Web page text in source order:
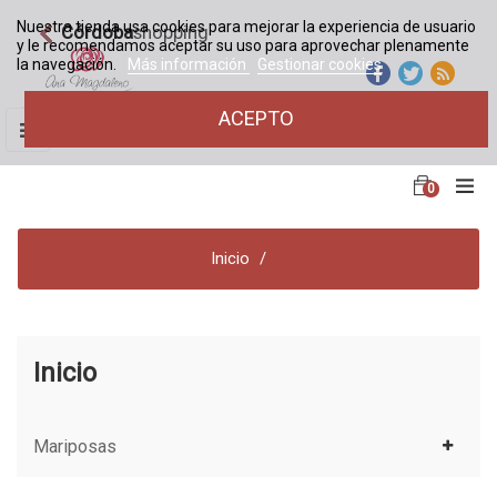
Córdobashopping
Nuestra tienda usa cookies para mejorar la experiencia de usuario
y le recomendamos aceptar su uso para aprovechar plenamente
la navegación.
Más información Gestionar cookies
ACEPTO
Navegación
de
palanca
☰
0
Inicio
Inicio
Mariposas